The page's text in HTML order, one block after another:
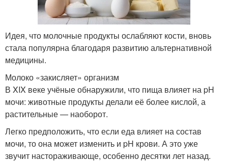
Идея, что молочные продукты ослабляют кости, вновь
стала популярна благодаря развитию альтернативной
медицины.
Молоко «закисляет» организм
В XIX веке учёные обнаружили, что пища влияет на pH
мочи: животные продукты делали её более кислой, а
растительные — наоборот.
Легко предположить, что если еда влияет на состав
мочи, то она может изменить и pH крови. А это уже
звучит настораживающе, особенно десятки лет назад.